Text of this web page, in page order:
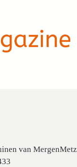
van MergenMetz